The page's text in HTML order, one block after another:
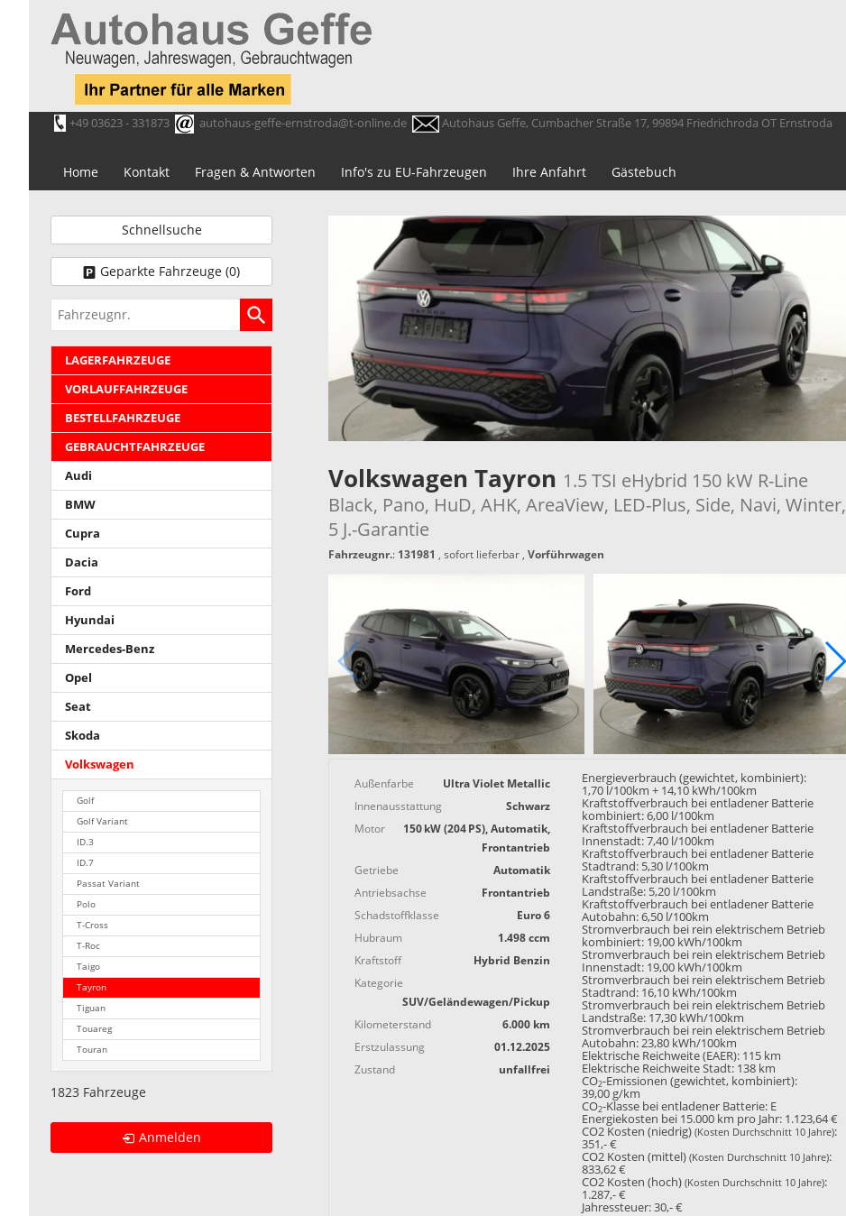
+49 03623 - 331873 autohaus-geffe-ernstroda@t-online.de Autohaus Geffe, Cumbacher Straße 17, 99894 Friedrichroda OT Ernstroda
Home Kontakt Fragen & Antworten Info's zu EU-Fahrzeugen Ihre Anfahrt Gästebuch
Volkswagen Tayron 1.5 TSI eHybrid 150 kW R-Line
Black, Pano, HuD, AHK, AreaView, LED-Plus, Side, Navi, Winter,
5 J.-Garantie
Fahrzeugnr.: 131981 , sofort lieferbar, Vorführwagen
Außenfarbe
Ultra Violet Metallic
Innenausstattung
Schwarz
Motor
150 kW (204 PS), Automatik,
Frontantrieb
Getriebe
Automatik
Antriebsachse
Frontantrieb
Schadstoffklasse
Euro 6
Hubraum
1.498 ccm
Kraftstoff
Hybrid Benzin
Kategorie
SUV/Geländewagen/Pickup
Kilometerstand
6.000 km
Erstzulassung
01.12.2025
Zustand
unfallfrei
Energieverbrauch (gewichtet, kombiniert):
1,70 l/100km + 14,10 kWh/100km
Kraftstoffverbrauch bei entladener Batterie
kombiniert: 6,00 l/100km
Kraftstoffverbrauch bei entladener Batterie
Innenstadt: 7,40 l/100km
Kraftstoffverbrauch bei entladener Batterie
Stadtrand: 5,30 l/100km
Kraftstoffverbrauch bei entladener Batterie
Landstraße: 5,20 l/100km
Kraftstoffverbrauch bei entladener Batterie
Autobahn: 6,50 l/100km
Stromverbrauch bei rein elektrischem Betrieb
kombiniert: 19,00 kWh/100km
Stromverbrauch bei rein elektrischem Betrieb
Innenstadt: 19,00 kWh/100km
Stromverbrauch bei rein elektrischem Betrieb
Stadtrand: 16,10 kWh/100km
Stromverbrauch bei rein elektrischem Betrieb
Landstraße: 17,30 kWh/100km
Stromverbrauch bei rein elektrischem Betrieb
Autobahn: 23,80 kWh/100km
Elektrische Reichweite (EAER): 115 km
Elektrische Reichweite Stadt: 138 km
CO2-Emissionen (gewichtet, kombiniert):
39,00 g/km
CO2-Klasse bei entladener Batterie: E
Energiekosten bei 15.000 km pro Jahr: 1.123,64 €
CO2 Kosten (niedrig)(Kosten Durchschnitt 10 Jahre):
351,- €
CO2 Kosten (mittel)(Kosten Durchschnitt 10 Jahre):
833,62 €
CO2 Kosten (hoch)(Kosten Durchschnitt 10 Jahre):
1.287,- €
Jahressteuer: 30,- €
Schnellsuche
Geparkte Fahrzeuge (0)
Fahrzeugnr.
LAGERFAHRZEUGE
VORLAUFFAHRZEUGE
BESTELLFAHRZEUGE
GEBRAUCHTFAHRZEUGE
Audi
BMW
Cupra
Dacia
Ford
Hyundai
Mercedes-Benz
Opel
Seat
Skoda
Volkswagen
Golf
Golf Variant
ID.3
ID.7
Passat Variant
Polo
T-Cross
T-Roc
Taigo
Tayron
Tiguan
Touareg
Touran
1823 Fahrzeuge
Anmelden